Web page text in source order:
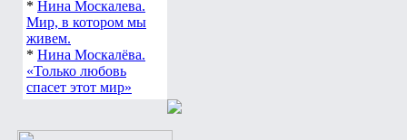
* Нина Москалева.
Мир, в котором мы
живем.
* Нина Москалёва.
«Только любовь
спасет этот мир»